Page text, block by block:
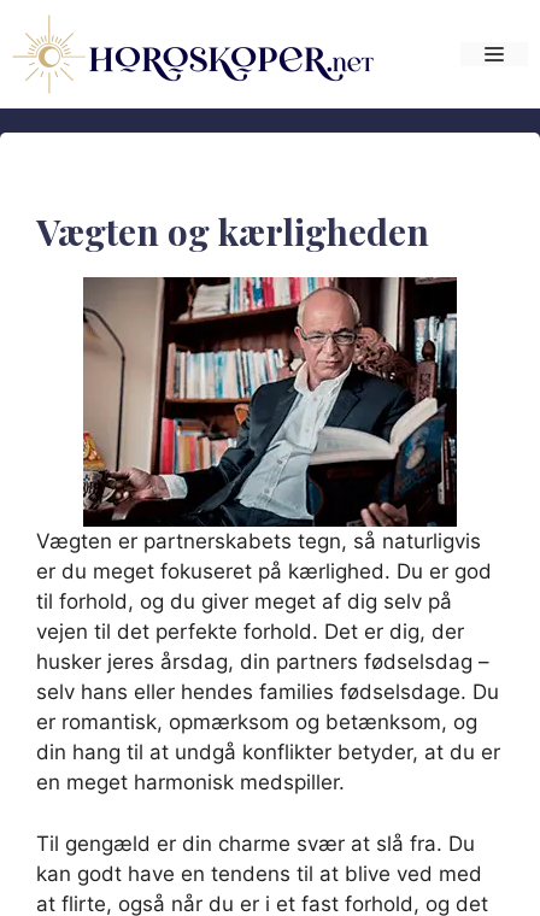
indhold
Vægten og kærligheden
Vægten er partnerskabets tegn, så naturligvis
er du meget fokuseret på kærlighed. Du er god
til forhold, og du giver meget af dig selv på
vejen til det perfekte forhold. Det er dig, der
husker jeres årsdag, din partners fødselsdag –
selv hans eller hendes families fødselsdage. Du
er romantisk, opmærksom og betænksom, og
din hang til at undgå konflikter betyder, at du er
en meget harmonisk medspiller.
Til gengæld er din charme svær at slå fra. Du
kan godt have en tendens til at blive ved med
at flirte, også når du er i et fast forhold, og det